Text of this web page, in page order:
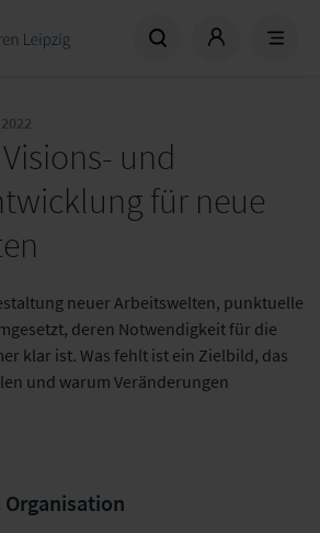
und
für neue
neuer Arbeitswelten, punktuelle
deren Notwendigkeit für die
klar ist. Was fehlt ist ein Zielbild, das
und warum Veränderungen
Organisation